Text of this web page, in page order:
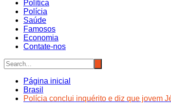
Política
Polícia
Saúde
Famosos
Economia
Contate-nos
Página inicial
Brasil
Polícia conclui inquérito e diz que jovem